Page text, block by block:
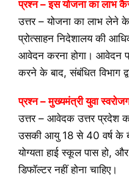
प्रश्न –इस योजना का लाभ
उत्तर –योजना का लाभ लेने
प्रोत्साहन निदेशालय की
आवेदन करना होगा। आवेदन
करने के बाद, संबंधित विभाग
प्रश्न –मुख्यमंत्री युवा
उत्तर – आवेदक उत्तर प्रदेश का
उसकी आयु 18 से 40 वर्ष के
योग्यता हाई स्कूल पास हो,
डिफॉल्टर नहीं होना चाहिए।